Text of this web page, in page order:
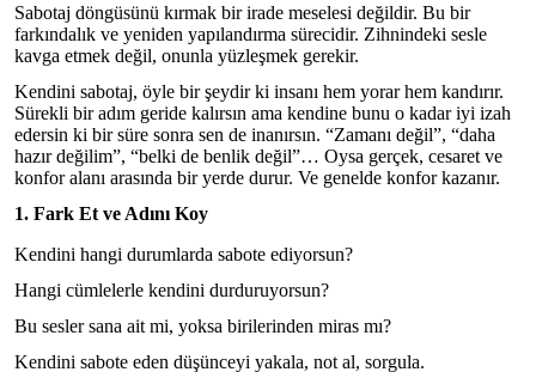
Sabotaj döngüsünü kırmak bir irade meselesi değildir. Bu bir
farkındalık ve yeniden yapılandırma sürecidir. Zihnindeki sesle
kavga etmek değil, onunla yüzleşmek gerekir.
Kendini sabotaj, öyle bir şeydir ki insanı hem yorar hem kandırır.
Sürekli bir adım geride kalırsın ama kendine bunu o kadar iyi izah
edersin ki bir süre sonra sen de inanırsın. “Zamanı değil”, “daha
hazır değilim”, “belki de benlik değil”… Oysa gerçek, cesaret ve
konfor alanı arasında bir yerde durur. Ve genelde konfor kazanır.
1. Fark Et ve Adını Koy
Kendini hangi durumlarda sabote ediyorsun?
Hangi cümlelerle kendini durduruyorsun?
Bu sesler sana ait mi, yoksa birilerinden miras mı?
Kendini sabote eden düşünceyi yakala, not al, sorgula.